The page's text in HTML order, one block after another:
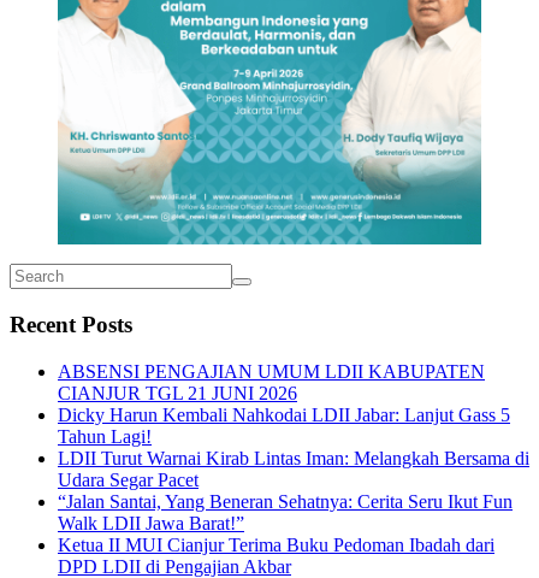
Recent Posts
ABSENSI PENGAJIAN UMUM LDII KABUPATEN
CIANJUR TGL 21 JUNI 2026
Dicky Harun Kembali Nahkodai LDII Jabar: Lanjut Gass 5
Tahun Lagi!
LDII Turut Warnai Kirab Lintas Iman: Melangkah Bersama di
Udara Segar Pacet
“Jalan Santai, Yang Beneran Sehatnya: Cerita Seru Ikut Fun
Walk LDII Jawa Barat!”
Ketua II MUI Cianjur Terima Buku Pedoman Ibadah dari
DPD LDII di Pengajian Akbar